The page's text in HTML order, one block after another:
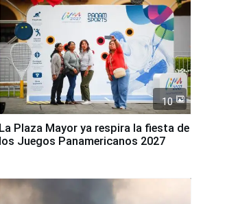
10
La Plaza Mayor ya respira la fiesta de
los Juegos Panamericanos 2027